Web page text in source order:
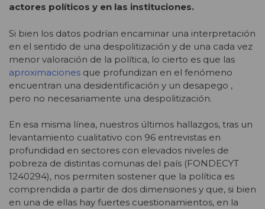
actores políticos y en las instituciones.
Si bien los datos podrían encaminar una interpretación
en el sentido de una despolitización y de una cada vez
menor valoración de la política, lo cierto es que las
aproximaciones que profundizan en el fenómeno
encuentran una desidentificación y un desapego ,
pero no necesariamente una despolitización.
En esa misma línea, nuestros últimos hallazgos, tras un
levantamiento cualitativo con 96 entrevistas en
profundidad en sectores con elevados niveles de
pobreza de distintas comunas del país (FONDECYT
1240294), nos permiten sostener que la política es
comprendida a partir de dos dimensiones y que, si bien
en una de ellas hay fuertes cuestionamientos, en la